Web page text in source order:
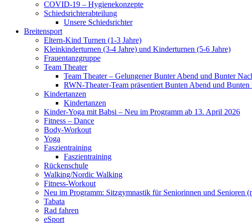
COVID-19 – Hygienekonzepte
Schiedsrichterabteilung
Unsere Schiedsrichter
Breitensport
Eltern-Kind Turnen (1-3 Jahre)
Kleinkinderturnen (3-4 Jahre) und Kinderturnen (5-6 Jahre)
Frauentanzgruppe
Team Theater
Team Theater – Gelungener Bunter Abend und Bunter
RWN-Theater-Team präsentiert Bunten Abend und
Kindertanzen
Kindertanzen
Kinder-Yoga mit Babsi – Neu im Programm ab 13. April 2026
Fitness – Dance
Body-Workout
Yoga
Faszientraining
Faszientraining
Rückenschule
Walking/Nordic Walking
Fitness-Workout
Neu im Programm: Sitzgymnastik für Seniorinnen und Senioren
Tabata
Rad fahren
eSport